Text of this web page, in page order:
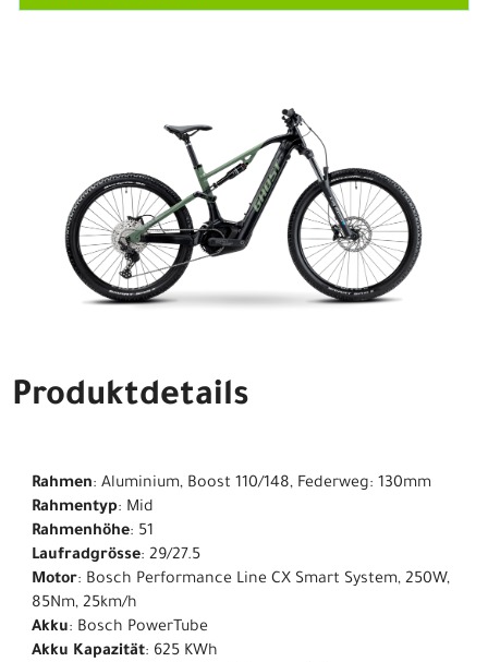
Produktdetails
Rahmen: Aluminium, Boost 110/148, Federweg: 130mm
Rahmentyp: Mid
Rahmenhöhe: 51
Laufradgrösse: 29/27.5
Motor: Bosch Performance Line CX Smart System, 250W,
85Nm, 25km/h
Akku: Bosch PowerTube
Akku Kapazität: 625 KWh